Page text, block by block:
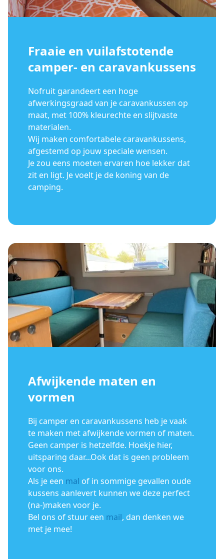
Fraaie en vuilafstotende
camper- en caravankussens
Nofruit garandeert een hoge
afwerkingsgraad van je caravankussen op
maat, met 100% kleurechte en slijtvaste
materialen.
Wij maken comfortabele caravankussens,
afgestemd op jouw speciale wensen.
Je zou eens moeten ervaren hoe lekker dat
zit en ligt. Je voelt je de koning van de
camping.
Afwijkende maten en
vormen
Bij camper en caravankussens heb je vaak
te maken met afwijkende vormen of maten.
Geen camper is hetzelfde. Hoekje hier,
uitsparing daar...Ook dat is geen probleem
voor ons.
Als je een mal of in sommige gevallen oude
kussens aanlevert kunnen we deze perfect
(na-)maken voor je.
Bel ons of stuur een mail, dan denken we
met je mee!